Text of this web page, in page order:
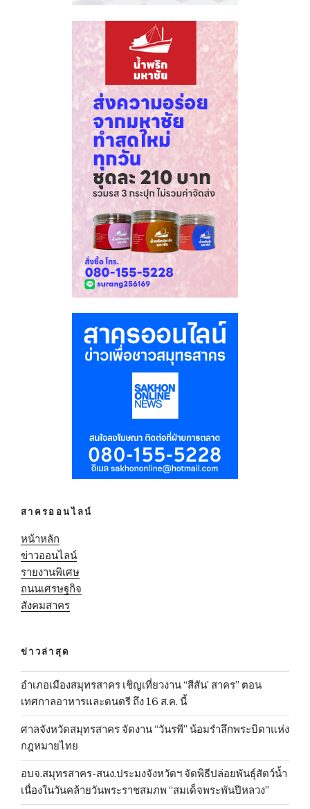
สาครออนไลน์
หน้าหลัก
ข่าวออนไลน์
รายงานพิเศษ
ถนนเศรษฐกิจ
สังคมสาคร
ข่าวล่าสุด
อำเภอเมืองสมุทรสาคร เชิญเที่ยวงาน “สีสัน’ สาคร” ตอน
เทศกาลอาหารและดนตรี ถึง 16 ส.ค. นี้
ศาลจังหวัดสมุทรสาคร จัดงาน “วันรพี” น้อมรำลึกพระบิดาแห่ง
กฎหมายไทย
อบจ.สมุทรสาคร-สนง.ประมงจังหวัดฯ จัดพิธีปล่อยพันธุ์สัตว์น้ำ
เนื่องในวันคล้ายวันพระราชสมภพ “สมเด็จพระพันปีหลวง”